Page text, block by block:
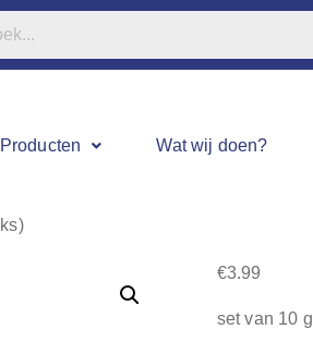
Producten Wat wij doen?
€3.99
set van 10